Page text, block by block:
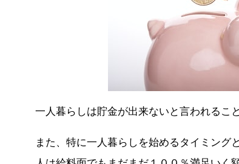
一人暮らしは貯金が出来ないと言われるこ
また、特に一人暮らしを始めるタイミング